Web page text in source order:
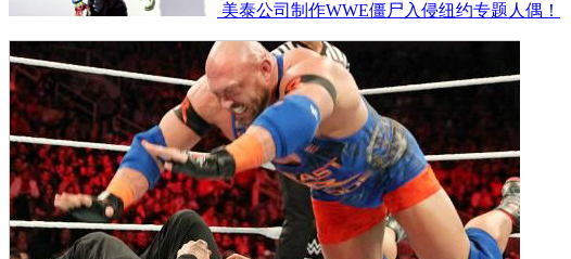
美泰公司制作WWE僵尸入侵纽约专题人偶！